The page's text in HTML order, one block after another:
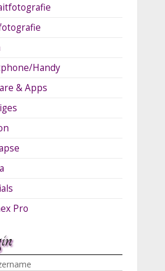
Handy
& Apps
Pro